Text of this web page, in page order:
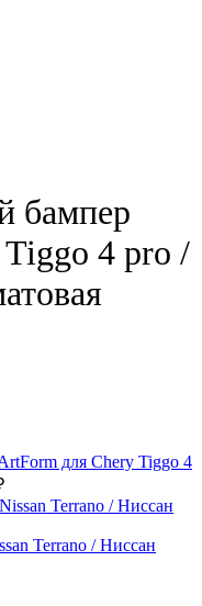
бампер
4 pro /
для Chery Tiggo 4
Terrano / Ниссан